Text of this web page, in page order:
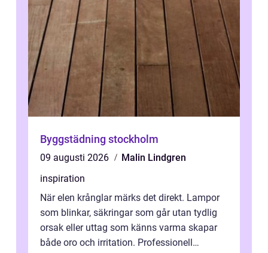
Byggstädning stockholm
09 augusti 2026
Malin Lindgren
inspiration
När elen krånglar märks det direkt. Lampor
som blinkar, säkringar som går utan tydlig
orsak eller uttag som känns varma skapar
både oro och irritation. Professionell